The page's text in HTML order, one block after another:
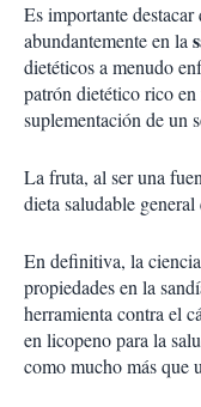
Es importante
abundantemente en la
dietéticos a menudo
patrón dietético rico
suplementación de un
La fruta, al ser una
dieta saludable
En definitiva, la
propiedades en la
herramienta contra el
en licopeno para la
como mucho más que